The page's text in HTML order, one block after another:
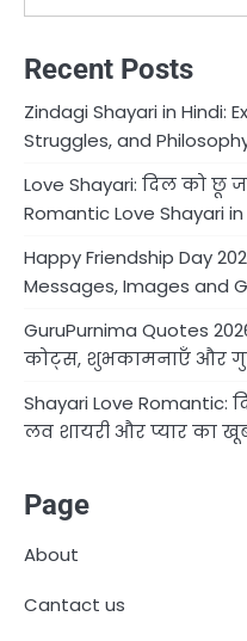
Recent Posts
Zindagi Shayari in Hindi:
Struggles, and
Love Shayari: दिल को छू
Romantic Love Shayari in
Happy Friendship Day
Messages, Images and
GuruPurnima Quotes
कोट्स, शुभकामनाएँ और
Shayari Love Romantic:
लव शायरी और प्यार का
Page
About
Cantact us